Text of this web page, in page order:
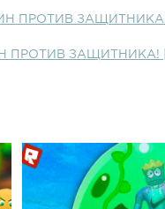
ролик -
ПРОТИВ
ПРОТИВ ЗАЩИТНИКА! |